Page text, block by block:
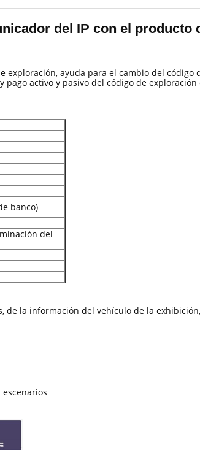
del IP con el producto
ayuda para el cambio del código
activo y pasivo del código de
banco)
del
la información del vehículo de la